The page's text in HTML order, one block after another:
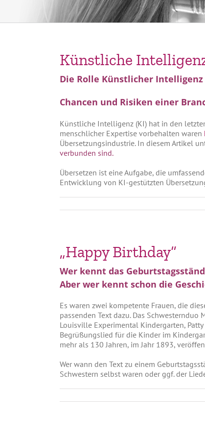
Künstliche
Die Rolle Künstlicher
Chancen und Risiken einer
Künstliche Intelligenz (KI) hat in den
menschlicher Expertise vorbehalten waren
Übersetzungsindustrie. In diesem Artikel
verbunden sind.
Übersetzen ist eine Aufgabe, die
Entwicklung von KI-gestützten
„Happy Birthday“
Wer kennt das
Aber wer kennt schon die
Es waren zwei kompetente Frauen, die
passenden Text dazu. Das
Louisville Experimental Kindergarten,
Begrüßungslied für die Kinder im
mehr als 130 Jahren, im Jahr 1893,
Wer wann den Text zu einem
Schwestern selbst waren oder ggf. der